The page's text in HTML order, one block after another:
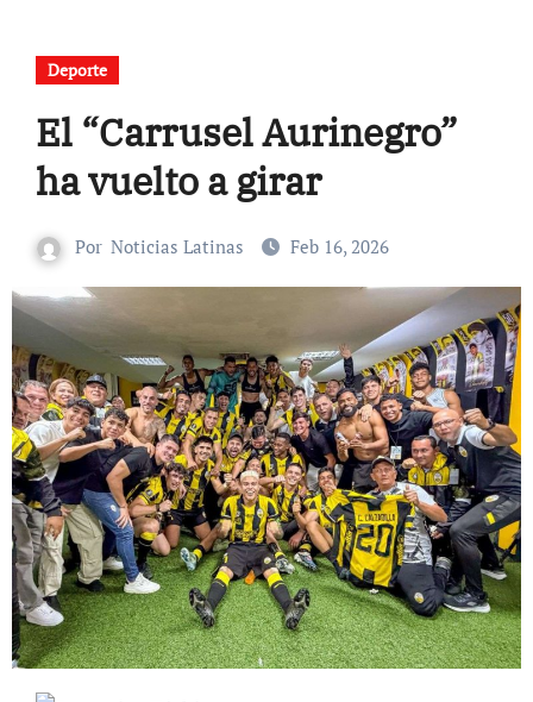
Deporte
El “Carrusel Aurinegro”
ha vuelto a girar
Por Noticias Latinas Feb 16, 2026